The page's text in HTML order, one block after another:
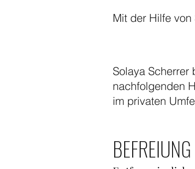
Mit der Hilfe
Solaya
nachfolgenden
im privaten